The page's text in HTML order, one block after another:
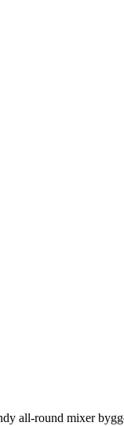
all-round mixer